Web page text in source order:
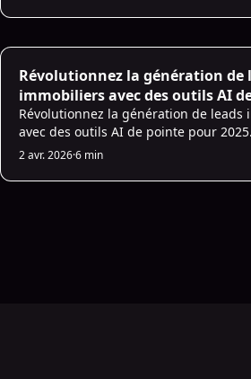
des **chatbots pour une meilleure
AI Prospecting
Révolutionnez la génération de
immobiliers avec des outils AI
pour 2025
Révolutionnez la génération de leads
avec des outils AI de pointe pour
les meilleures solutions AI pour les
productivité.
2 avr. 2026·6 min